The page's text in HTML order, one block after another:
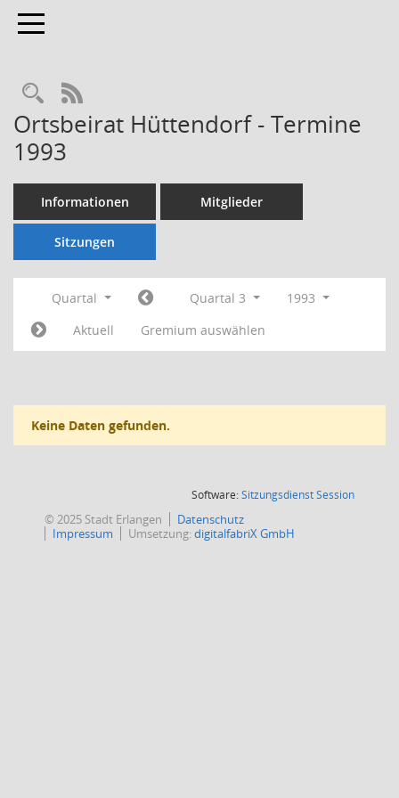
Toggle navigation
Rechercheauswahl
RSS-Feed
Ortsbeirat Hüttendorf - Termine
1993
Informationen Mitglieder
Sitzungen
Quartal Quartal 3
1993
Aktuell
Gremium auswählen
Keine Daten gefunden.
Software:SitzungsdienstSession(Wird in
© 2025 Stadt Erlangen
Datenschutz
Impressum
Umsetzung:digitalfabriX GmbH